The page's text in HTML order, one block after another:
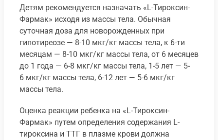
Детям рекомендуется назначать «L-Тироксин-
Фармак» исходя из массы тела. Обычная
суточная доза для новорожденных при
гипотиреозе — 8-10 мкг/кг массы тела, к 6-ти
месяцам — 8-10 мкг/кг массы тела, от 6 месяцев
до 1 года — 6-8 мкг/кг массы тела, 1-5 лет — 5-
6 мкг/кг массы тела, 6-12 лет — 5-6 мкг/кг
массы тела.
Оценка реакции ребенка на «L-Тироксин-
Фармак» путем определения содержания L-
тироксина и ТТГ в плазме крови должна